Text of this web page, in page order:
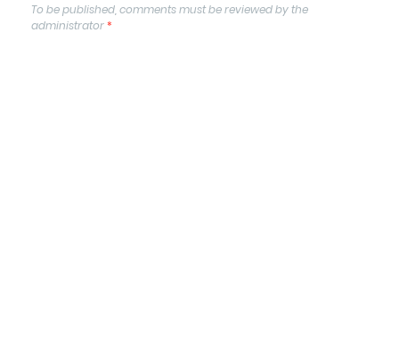
To be published, comments must be reviewed by the
administrator*